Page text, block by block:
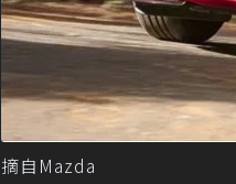
摘自Mazda